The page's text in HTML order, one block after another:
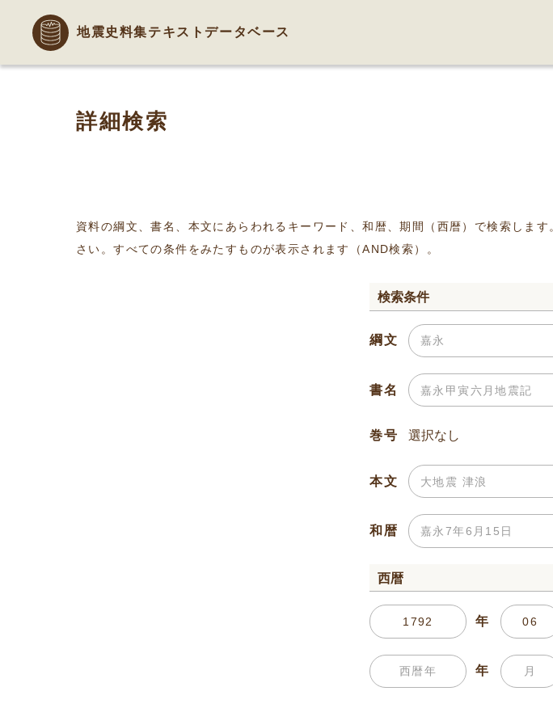
地震史料集テキストデータベース
詳細検索
資料の綱文、書名、本文にあらわれるキーワード、和暦、期間（西暦）で検索しま
さい。すべての条件をみたすものが表示されます（AND検索）。
検索条件
綱文
書名
巻号
本文
和暦
西暦
年
年